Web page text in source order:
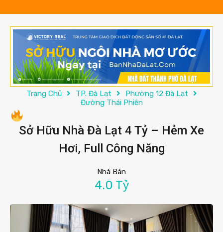
Trang Chủ TP. Đà Lạt
Phường 12 Đà Lạt
Đường Thái Phiên
Sở Hữu Nhà Đà Lạt 4 Tỷ – Hẻm Xe
Hơi, Full Công Năng
Nhà Bán
4.0 Tỷ